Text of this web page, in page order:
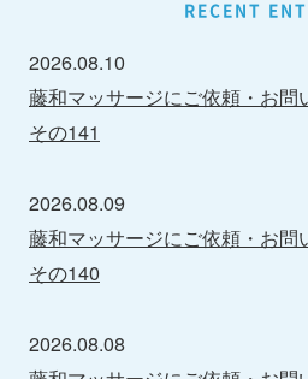
RECENT
2026.08.10
藤和マッサージにご依頼・お問
その141
2026.08.09
藤和マッサージにご依頼・お問
その140
2026.08.08